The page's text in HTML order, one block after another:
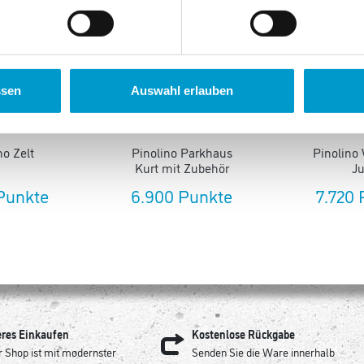
Auswahl erlauben
Zelt
Pinolino Parkhaus
Kurt mit Zubehör
6.900 Punkte
Pinolino
7.720
Einkaufen
Shop ist mit modernster
Kostenlose Rückgabe
Senden Sie die Ware innerhalb